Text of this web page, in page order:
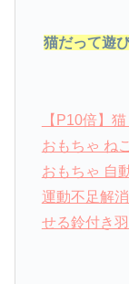
猫だって遊
【P10倍】
おもちゃ ね
おもちゃ 自
運動不足解
せる鈴付き